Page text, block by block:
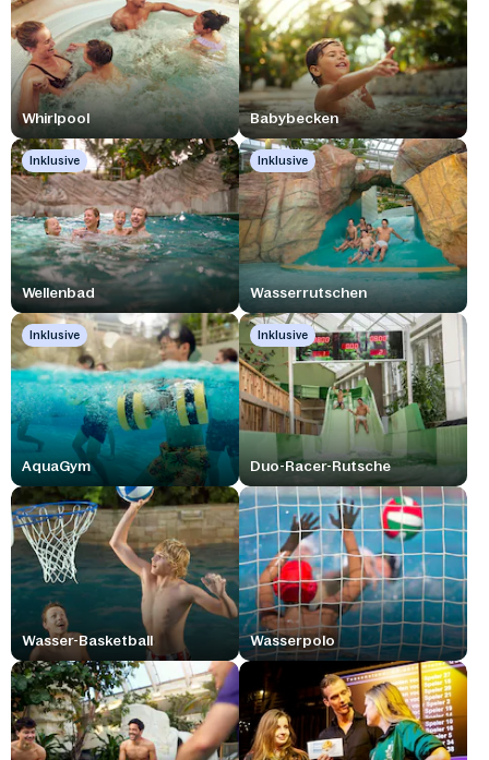
Whirlpool Babybecken
Inklusive
Wellenbad
Inklusive
Wasserrutschen
Inklusive
AquaGym
Inklusive
Duo-Racer-Rutsche
Wasser-Basketball Wasserpolo